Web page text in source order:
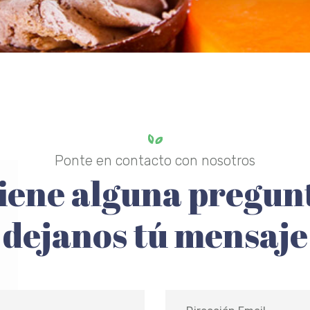
Ponte en contacto con nosotros
alguna
dejanos tú mensaje